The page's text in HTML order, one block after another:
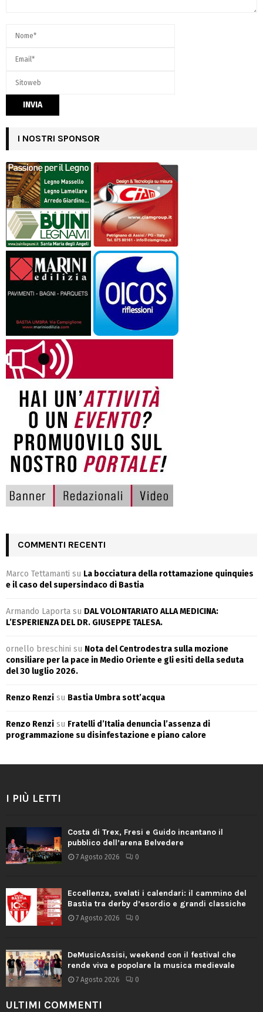
I NOSTRI SPONSOR
COMMENTI RECENTI
Marco Tettamanti su La bocciatura della rottamazione quinquies
e il caso del supersindaco di Bastia
Armando Laporta su DAL VOLONTARIATO ALLA MEDICINA:
L’ESPERIENZA DEL DR. GIUSEPPE TALESA.
ornello breschini su Nota del Centrodestra sulla mozione
consiliare per la pace in Medio Oriente e gli esiti della seduta
del 30 luglio 2026.
Renzo Renzi su Bastia Umbra sott’acqua
Renzo Renzi su Fratelli d’Italia denuncia l’assenza di
programmazione su disinfestazione e piano calore
I PIÙ LETTI
Costa di Trex, Fresi e Guido incantano il
pubblico dell’arena Belvedere
7 Agosto 2026 0
Eccellenza, svelati i calendari: il cammino del
Bastia tra derby d’esordio e grandi classiche
7 Agosto 2026 0
DeMusicAssisi, weekend con il festival che
rende viva e popolare la musica medievale
7 Agosto 2026 0
ULTIMI COMMENTI